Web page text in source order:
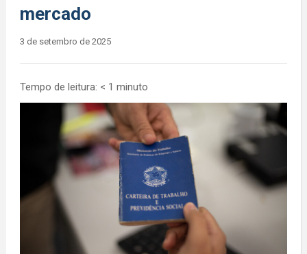
mercado
3 de setembro de 2025
Tempo de leitura: < 1 minuto